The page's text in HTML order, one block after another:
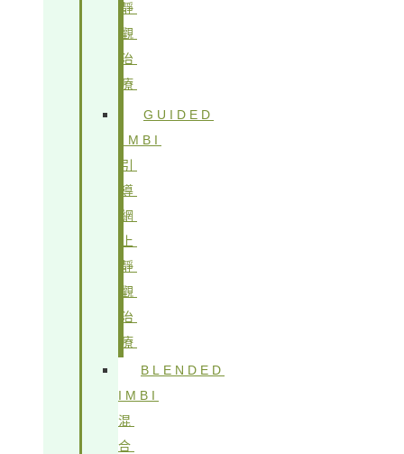
靜
觀
治
療
GUIDED
IMBI
引
導
網
上
靜
觀
治
療
BLENDED
IMBI
混
合